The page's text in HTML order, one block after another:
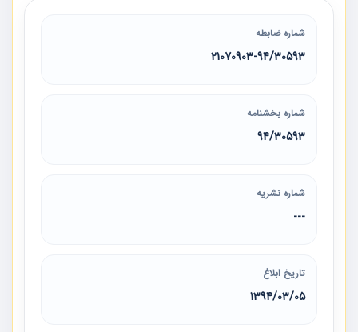
شماره ضابطه
21070903-94/30593
شماره بخشنامه
94/30593
شماره نشریه
---
تاریخ ابلاغ
1394/03/05